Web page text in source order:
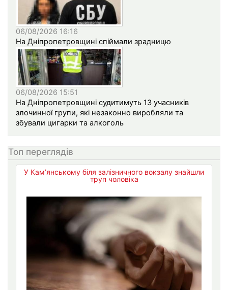
06/08/2026 16:16
На Дніпропетровщині спіймали зрадницю
06/08/2026 15:51
На Дніпропетровщині судитимуть 13 учасників
злочинної групи, які незаконно виробляли та
збували цигарки та алкоголь
Топ переглядів
У Кам’янському біля залізничного вокзалу знайшли
труп чоловіка